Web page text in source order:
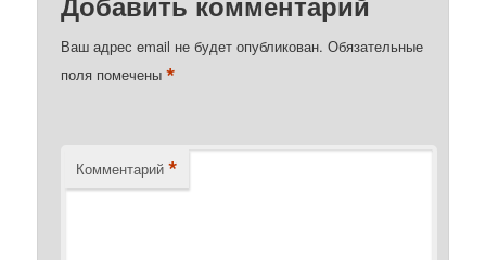
Ваш адрес email не будет опубликован. Обязательные
поля помечены*
Комментарий *